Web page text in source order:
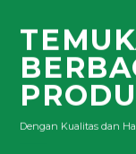
Dengan Kualitas dan